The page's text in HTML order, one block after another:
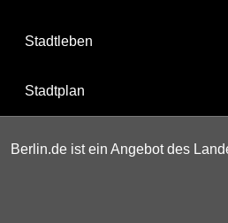
Stadtleben
Stadtplan
Berlin.de ist ein Angebot des